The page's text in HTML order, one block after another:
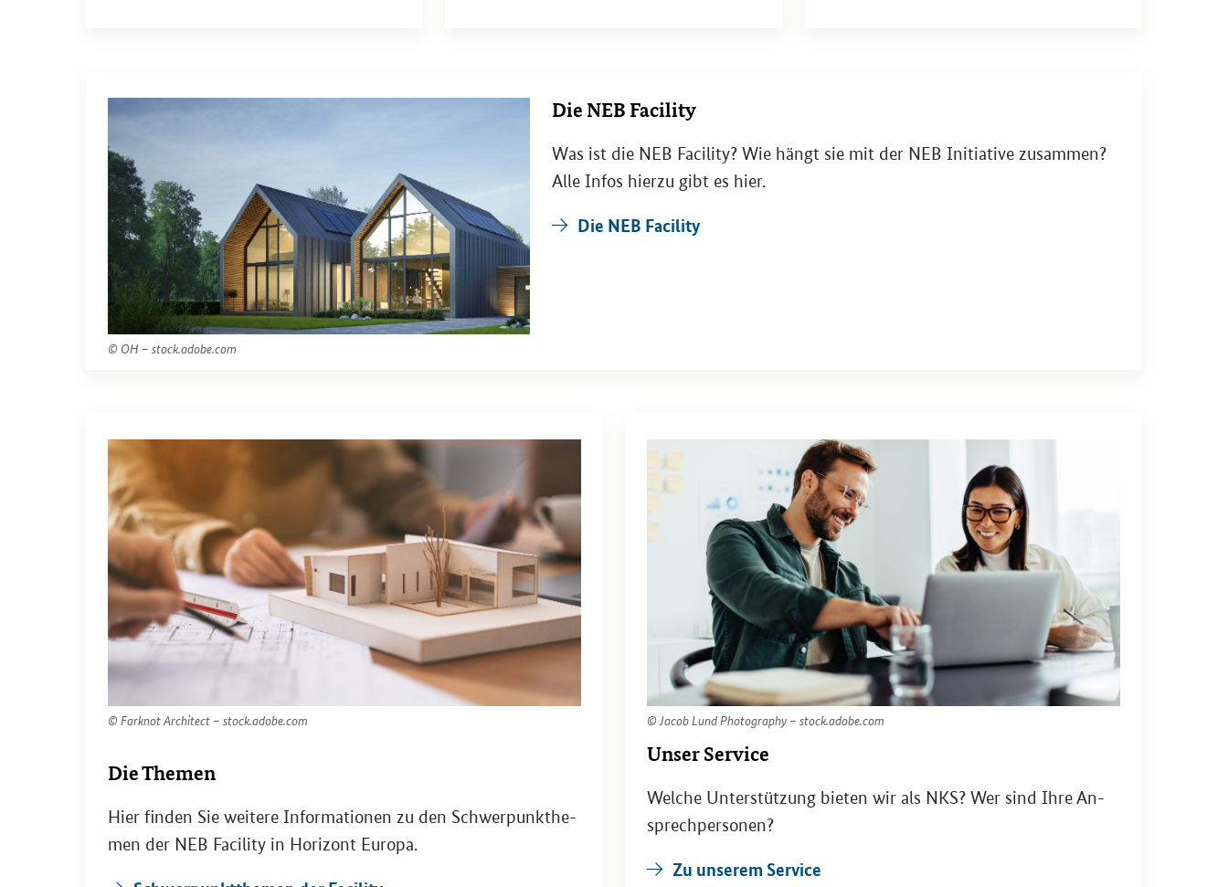
© OH – stock.adobe.com
Die NEB Fa­ci­li­ty
Was ist die NEB Facility? Wie hängt sie mit der NEB In­itia­ti­ve zu­sam­men?
Alle Infos hier­zu gibt es hier.
Die NEB Fa­ci­li­ty
© Far­knot Ar­chi­tect – stock.adobe.com
Die The­men
Hier fin­den Sie wei­te­re In­for­ma­tio­nen zu den Schwer­punk­the­
men der NEB Facility in Ho­ri­zont Eu­ro­pa.
© Jacob Lund Pho­to­gra­phy – stock.adobe.com
Unser Ser­vice
Wel­che Un­ter­stüt­zung bie­ten wir als NKS? Wer sind Ihre An­
sprech­per­so­nen?
Zu un­se­rem Ser­vice